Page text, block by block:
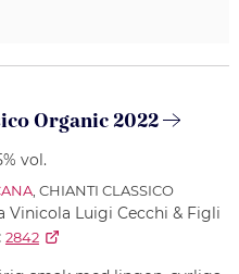
Organic 2022
vol.
, CHIANTI CLASSICO
Vinicola Luigi Cecchi & Figli
2842